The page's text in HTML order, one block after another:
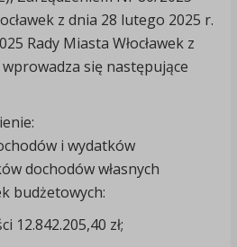
z dnia 28 lutego 2025 r.
Rady Miasta Włocławek z
się następujące
i wydatków
dochodów własnych
budżetowych:
12.842.205,40 zł;